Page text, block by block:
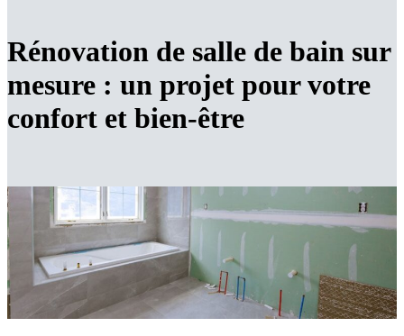
Rénovation de salle de bain sur
mesure : un projet pour votre
confort et bien-être